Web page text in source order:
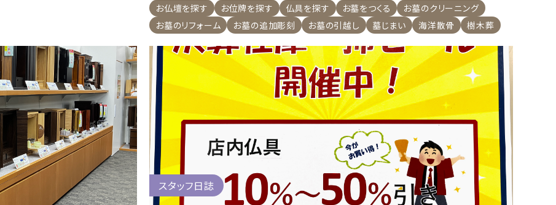
お仏壇を探す お位牌を探す 仏具を探す お墓をつくる
お墓のクリーニング
お墓のリフォーム
お墓の追加彫刻 お墓の引越し 墓じまい 海洋散骨 樹木葬
スタッフ日誌